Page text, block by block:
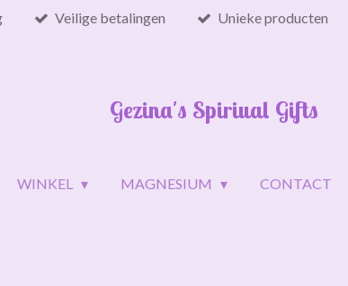
Veilige betalingen Unieke producten
Gezina's Spiriual Gifts
WINKEL MAGNESIUM CONTACT